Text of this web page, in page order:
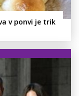
v ponvi je trik